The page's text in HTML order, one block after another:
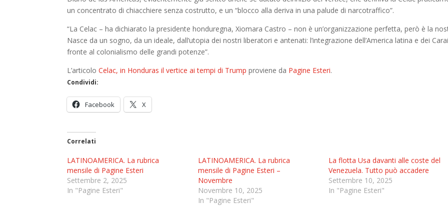
un concentrato di chiacchiere senza costrutto, e un “blocco alla deriva in una palude di narcotraffico”.
“La Celac – ha dichiarato la presidente honduregna, Xiomara Castro – non è un’organizzazione perfetta, però è la
Nasce da un sogno, da un ideale, dall’utopia dei nostri liberatori e antenati: l’integrazione dell’America latina e dei
fronte al colonialismo delle grandi potenze”.
L’articoloCelac, in Honduras il vertice ai tempi di Trump proviene da Pagine Esteri.
Condividi:
Facebook X
Correlati
LATINOAMERICA. La rubrica
mensile di Pagine Esteri
Settembre 2, 2025
In "Pagine Esteri"
LATINOAMERICA. La rubrica
mensile di Pagine Esteri –
Novembre
Novembre 10, 2025
In "Pagine Esteri"
La flotta Usa davanti alle coste del
Venezuela. Tutto può accadere
Settembre 10, 2025
In "Pagine Esteri"